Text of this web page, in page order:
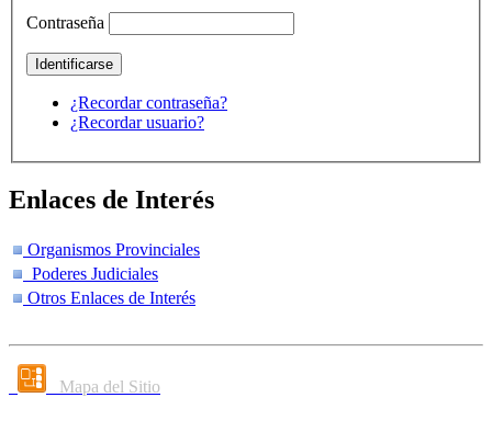
Contraseña
¿Recordar contraseña?
¿Recordar usuario?
Enlaces de Interés
Organismos Provinciales
Poderes Judiciales
Otros Enlaces de Interés
Mapa del Sitio